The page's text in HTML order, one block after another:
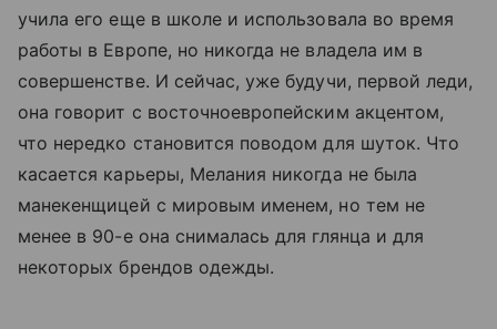
учила его еще в школе и использовала во время
работы в Европе, но никогда не владела им в
совершенстве. И сейчас, уже будучи, первой леди,
она говорит с восточноевропейским акцентом,
что нередко становится поводом для шуток. Что
касается карьеры, Мелания никогда не была
манекенщицей с мировым именем, но тем не
менее в 90-е она снималась для глянца и для
некоторых брендов одежды.